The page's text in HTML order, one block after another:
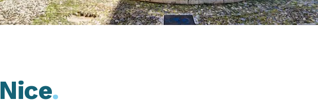
Nice.